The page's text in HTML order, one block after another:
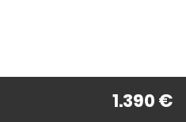
1.390 €